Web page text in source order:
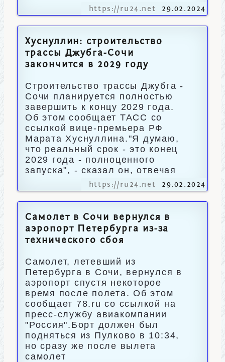
https://ru24.net 29.02.2024
Хуснуллин: строительство
трассы Джубга-Сочи
закончится в 2029 году
Строительство трассы Джубга -
Сочи планируется полностью
завершить к концу 2029 года.
Об этом сообщает ТАСС со
ссылкой вице-премьера РФ
Марата Хуснуллина."Я думаю,
что реальный срок - это конец
2029 года - полноценного
запуска", - сказал он, отвечая
https://ru24.net 29.02.2024
Самолет в Сочи вернулся в
аэропорт Петербурга из-за
технического сбоя
Самолет, летевший из
Петербурга в Сочи, вернулся в
аэропорт спустя некоторое
время после полета. Об этом
сообщает 78.ru со ссылкой на
пресс-службу авиакомпании
"Россия".Борт должен был
подняться из Пулково в 10:34,
но сразу же после вылета
самолет